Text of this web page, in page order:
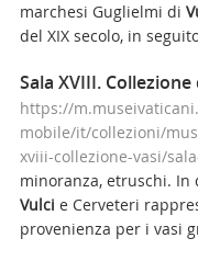
marchesi Guglielmi di
del XIX secolo, in
Sala XVIII. Collezione
https://
mobile/it/collezioni/
xviii-collezione-vasi/
minoranza, etruschi. In
Vulci e Cerveteri
provenienza per i vasi